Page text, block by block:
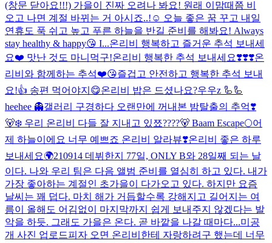
(창문 닫아요!!!) 가을이 진짜 오려나 봐요! 원래 이맘때쯤 비
오고 나면 계절 바뀌는 거 아시죠..!☺️ 오늘 좋은 꿈 꾸고 내일
연휴도 푹 쉬고 높고 푸른 하늘을 반길 준비를 해봐요! Always
stay healthy & happy😘 I...온리비 행복하고 즐거운 추석 보내세
요❤️ 맛난 것도 마니먹구!온리비 행복한 추석 보내세요❣️❣️❣️온
리비와 함께하는 추석❤️😘즐겁고 안전하고 행복한 추석 보내
요!👍 송편 먹어야지😋온리비 밥은 드셨나요?우우z 🦾🦾
heehee 👻갤러리 구경하다 오랜만에 꺼내본 밤탈출의 추억❣️
🐻‍❄️ 우리 온리비 다들 잘 지내고 있쬬????🐻 Baam Escape🌕어
제 하늘이에요 너무 예쁘죠 온리비 알라뷰❣️온리비 좋은 하루
보내세요🌍210914 데뷔한지 77일, ONLY B와 28일째 되는 날
이다. 나와 우리 팀은 다음 앨범 준비를 열심히 하고 있다. 내가
가장 좋아하는 계절인 초가을이 다가오고 있다. 하지만 요즘
날씨는 꽤 덥다. 마치 해가 거듭할수록 강해지고 길어지는 여
름이 올해도 어김없이 마지막까지 쉽게 보내주지 않겠다는 발
악을 하듯. 그래도 가을은 온다. 곧 바깥을 나갈 때마다...미공
개 사진 업로드피자 오면 온리비한테 자랑하려구 했는데 너무